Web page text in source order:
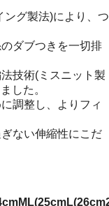
ング製法)により、つ
ダブつきを一切排
技術(ミスニット製
した。
調整し、よりフィ
ない伸縮性にこだ
ML(25cmL(26cm